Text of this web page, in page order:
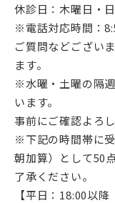
休診日：木曜日・
※電話対応時間：
ご質問などござい
ます。
※水曜・土曜の隔
います。
事前にご確認よろ
※下記の時間帯に
朝加算）として50
了承ください。
【平日：18:00以